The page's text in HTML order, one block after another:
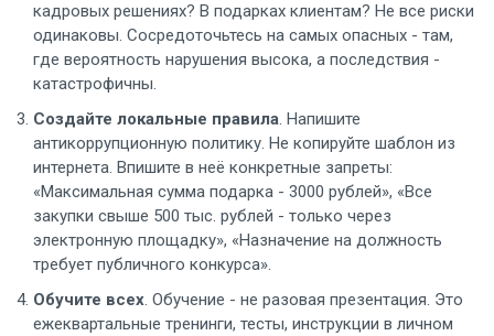
кадровых решениях? В подарках клиентам? Не все риски
одинаковы. Сосредоточьтесь на самых опасных - там,
где вероятность нарушения высока, а последствия -
катастрофичны.
Создайте локальные правила. Напишите
антикоррупционную политику. Не копируйте шаблон из
интернета. Впишите в неё конкретные запреты:
«Максимальная сумма подарка - 3000 рублей», «Все
закупки свыше 500 тыс. рублей - только через
электронную площадку», «Назначение на должность
требует публичного конкурса».
Обучите всех. Обучение - не разовая презентация. Это
ежеквартальные тренинги, тесты, инструкции в личном